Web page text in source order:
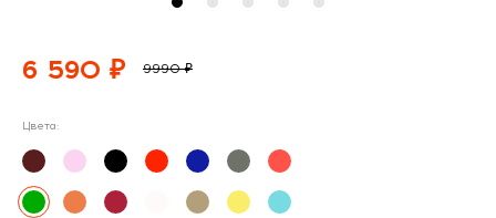
6 590 ₽ 9990 ₽
Цвета: